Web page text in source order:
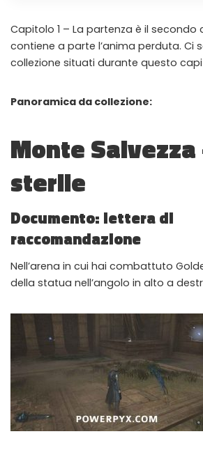
Limited-time game codes
Temporary download keys — grab them fast, they
Global contests to win full Steam games & gift
No promotions, no junk — just pure gaming
Instant Telegram Delivery
Everything arrives directly — faster than
Members-Only Content
Exclusive guides & secrets never published
Global Community
Capitolo 1 – La partenza è il secondo
contiene a parte l’anima perduta. Ci
collezione situati durante questo
Panoramica da collezione:
Monte Salvezza
sterile
Documento: lettera di
raccomandazione
Nell’arena in cui hai combattuto
della statua nell’angolo in alto a